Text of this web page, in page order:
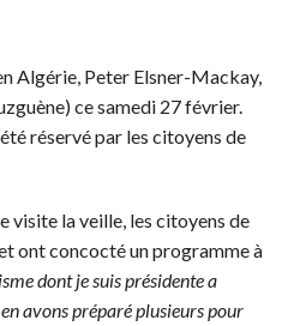
Algérie, Peter Elsner-Mackay,
ce samedi 27 février.
réservé par les citoyens de
visite la veille, les citoyens de
ont concocté un programme à
dont je suis présidente a
avons préparé plusieurs pour